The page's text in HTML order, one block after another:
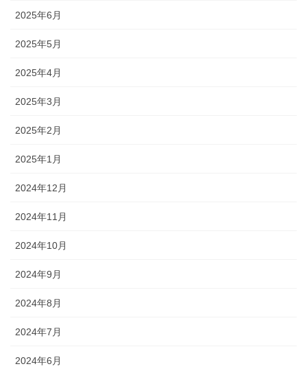
2025年6月
2025年5月
2025年4月
2025年3月
2025年2月
2025年1月
2024年12月
2024年11月
2024年10月
2024年9月
2024年8月
2024年7月
2024年6月